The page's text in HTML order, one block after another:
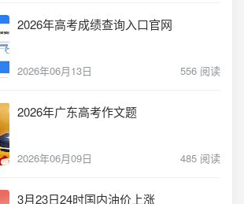
2026年高考成绩查询入口官网
2026年06月13日 556 阅读
2026年广东高考作文题
2026年06月09日 485 阅读
3月23日24时国内油价上涨